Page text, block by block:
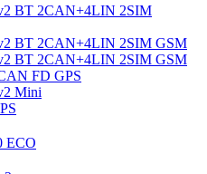
BT 2CAN+4LIN 2SIM
BT 2CAN+4LIN 2SIM GSM
BT 2CAN+4LIN 2SIM GSM
FD GPS
Mini
ECO